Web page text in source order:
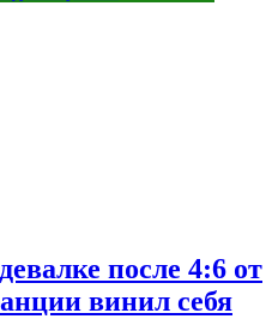
после 4:6 от
винил себя